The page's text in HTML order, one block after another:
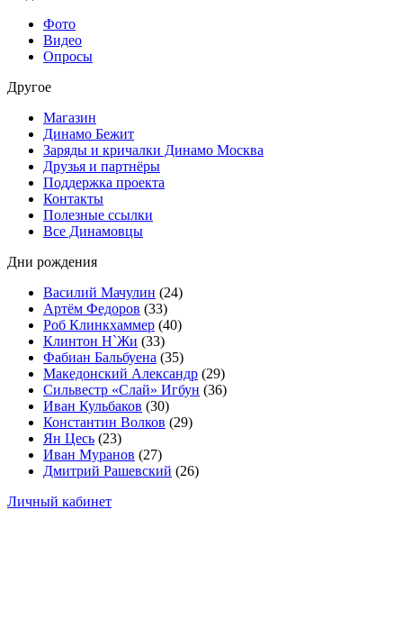
Фото
Видео
Опросы
Другое
Магазин
Динамо Бежит
Заряды и кричалки Динамо Москва
Друзья и партнёры
Поддержка проекта
Контакты
Полезные ссылки
Все Динамовцы
Дни рождения
Василий Мачулин (24)
Артём Федоров (33)
Роб Клинкхаммер (40)
Клинтон Н`Жи (33)
Фабиан Бальбуена (35)
Македонский Александр (29)
Сильвестр «Слай» Игбун (36)
Иван Кульбаков (30)
Константин Волков (29)
Ян Цесь (23)
Иван Муранов (27)
Дмитрий Рашевский (26)
Личный кабинет